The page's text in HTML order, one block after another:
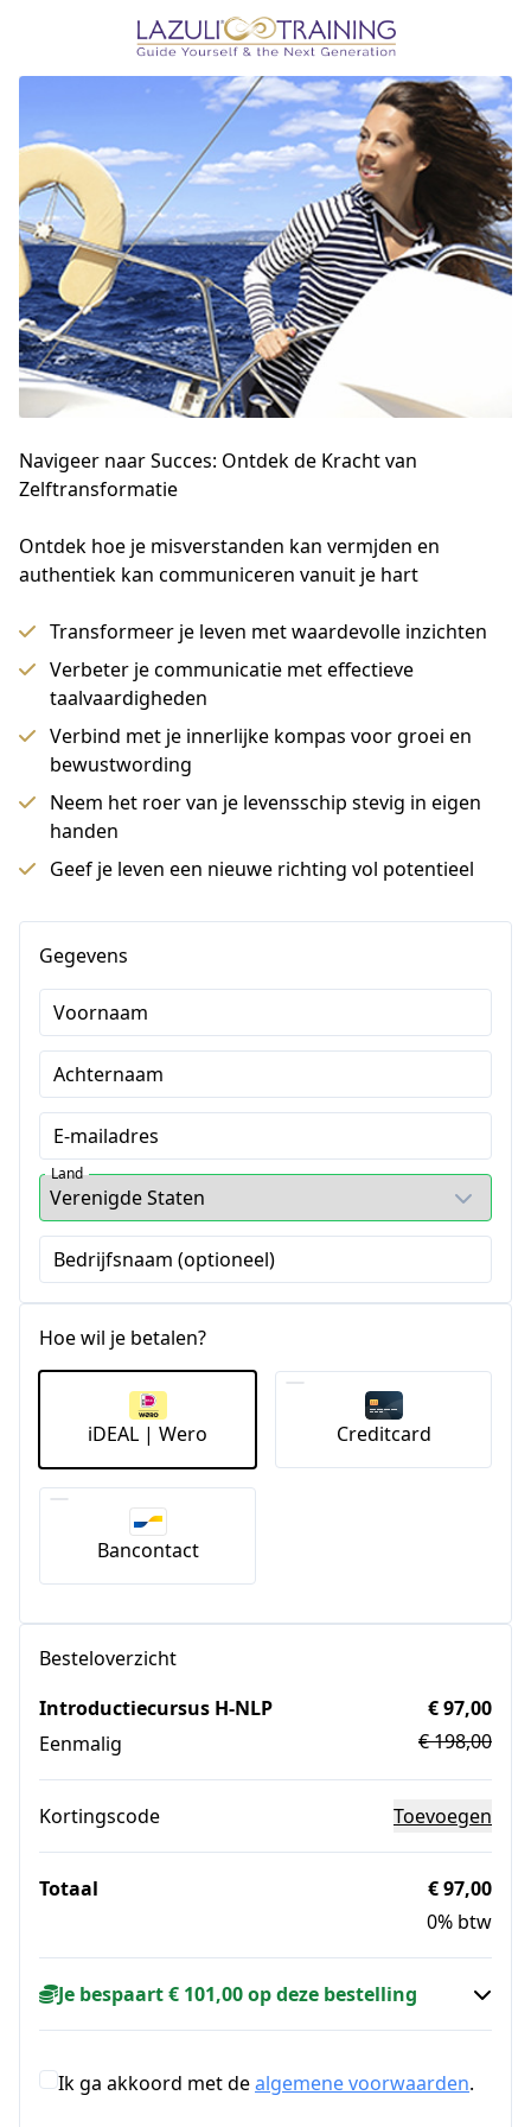
Navigeer naar Succes: Ontdek de Kracht van
Zelftransformatie
Ontdek hoe je misverstanden kan vermjden en
authentiek kan communiceren vanuit je hart
Transformeer je leven met waardevolle inzichten
Verbeter je communicatie met effectieve
taalvaardigheden
Verbind met je innerlijke kompas voor groei en
bewustwording
Neem het roer van je levensschip stevig in eigen
handen
Geef je leven een nieuwe richting vol potentieel
Gegevens
Voornaam
Achternaam
E-mailadres
Land
Bedrijfsnaam (optioneel)
Hoe wil je betalen?
iDEAL | Wero Creditcard
Bancontact
Besteloverzicht
Introductiecursus H-NLP
Eenmalig
€ 97,00
€ 198,00
Kortingscode Toevoegen
Totaal
€ 97,00
0% btw
Je bespaart € 101,00 op deze bestelling
Ik ga akkoord met dealgemene voorwaarden.